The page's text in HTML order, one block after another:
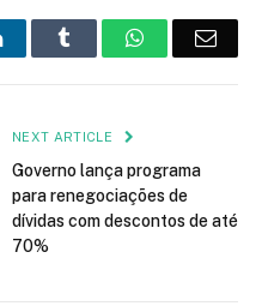
LinkedIn Tumblr WhatsApp
NEXT ARTICLE
Governo lança programa
para renegociações de
dívidas com descontos de até
70%